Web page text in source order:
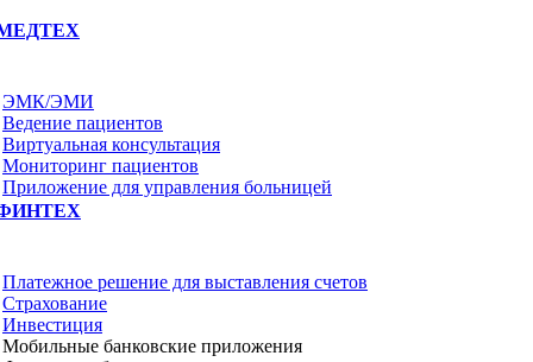
ЭМК/ЭМИ
Ведение пациентов
Виртуальная консультация
Мониторинг пациентов
Приложение для управления больницей
Платежное решение для выставления счетов
Страхование
Инвестиция
Мобильные банковские приложения